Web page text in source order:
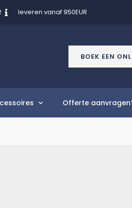
leveren vanaf 950EUR
BOEK EEN
Offerte